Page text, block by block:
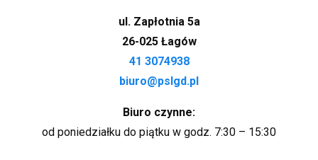
ul. Zapłotnia 5a
26-025 Łagów
41 3074938
biuro@pslgd.pl
Biuro czynne:
od poniedziałku do piątku w godz. 7:30 – 15:30